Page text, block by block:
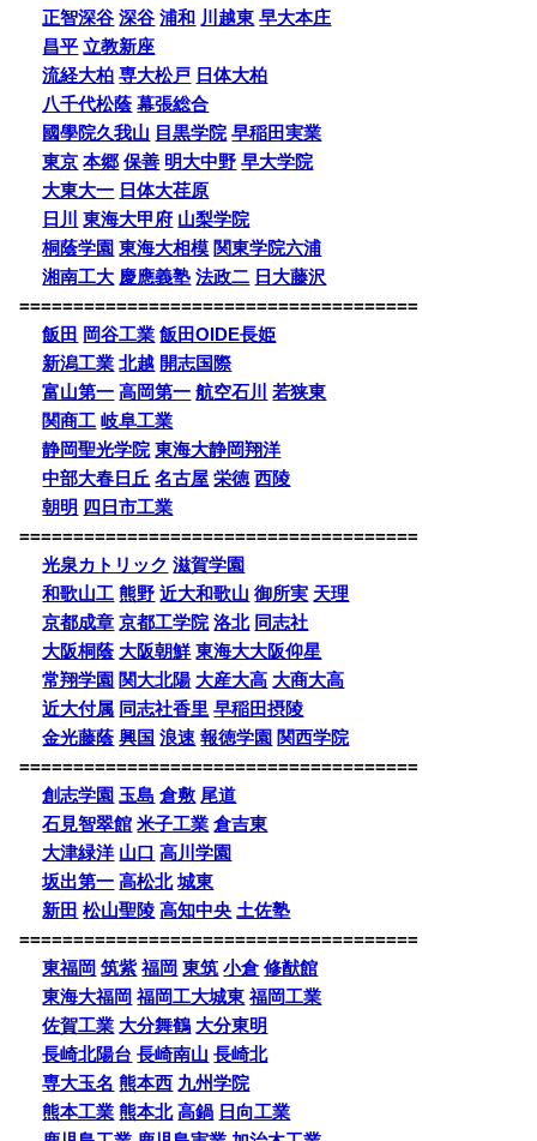
正智深谷 深谷 浦和 川越東 早大本庄
昌平 立教新座
流経大柏 専大松戸 日体大柏
八千代松蔭 幕張総合
國學院久我山 目黒学院 早稲田実業
東京 本郷 保善 明大中野 早大学院
大東大一 日体大荏原
日川
東海大甲府 山梨学院
桐蔭学園 東海大相模 関東学院六浦
湘南工大 慶應義塾 法政二 日大藤沢
=====================================
飯田
岡谷工業 飯田OIDE長姫
新潟工業 北越 開志国際
富山第一 高岡第一 航空石川
若狭東
関商工 岐阜工業
静岡聖光学院 東海大静岡翔洋
中部大春日丘 名古屋 栄徳 西陵
朝明 四日市工業
=====================================
光泉カトリック 滋賀学園
和歌山工 熊野 近大和歌山 御所実 天理
京都成章 京都工学院 洛北 同志社
大阪桐蔭 大阪朝鮮 東海大大阪仰星
常翔学園 関大北陽 大産大高 大商大高
近大付属 同志社香里 早稲田摂陵
金光藤蔭 興国 浪速 報徳学園 関西学院
=====================================
創志学園 玉島 倉敷 尾道
石見智翠館 米子工業 倉吉東
大津緑洋 山口 高川学園
坂出第一 高松北 城東
新田 松山聖陵 高知中央 土佐塾
=====================================
東福岡 筑紫 福岡 東筑 小倉 修猷館
東海大福岡 福岡工大城東 福岡工業
佐賀工業 大分舞鶴 大分東明
長崎北陽台 長崎南山 長崎北
専大玉名 熊本西 九州学院
熊本工業 熊本北 高鍋 日向工業